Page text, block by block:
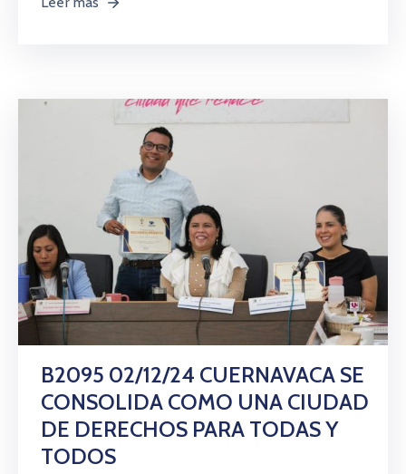
B2095 02/12/24 CUERNAVACA SE
CONSOLIDA COMO UNA CIUDAD
DE DERECHOS PARA TODAS Y
TODOS